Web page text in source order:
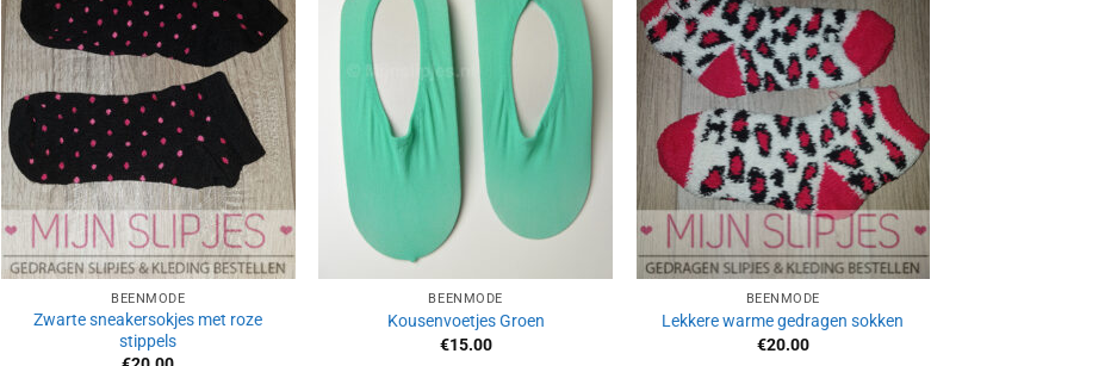
verlanglijst
toevoegen
BEENMODE
Zwarte sneakersokjes met roze
stippels
verlanglijst
toevoegen
BEENMODE
Kousenvoetjes Groen
€15.00
verlanglijst
toevoegen
BEENMODE
Lekkere warme gedragen sokken
€20.00